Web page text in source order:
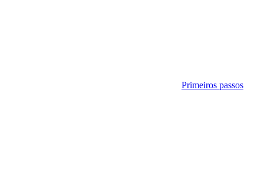
Primeiros passos